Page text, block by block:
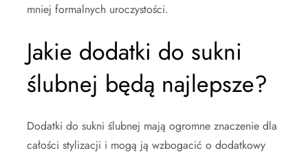
mniej formalnych uroczystości.
Jakie dodatki do sukni
ślubnej będą najlepsze?
Dodatki do sukni ślubnej mają ogromne znaczenie dla
całości stylizacji i mogą ją wzbogacić o dodatkowy